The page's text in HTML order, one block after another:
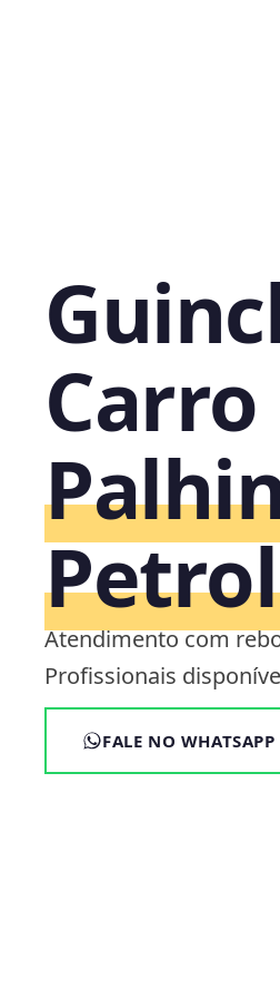
Carro
Atendimento com
Profissionais
FALE NO WHATSAPP